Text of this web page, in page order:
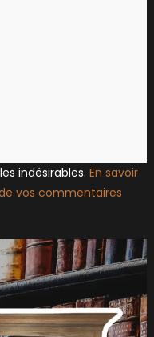
indésirables. En savoir
vos commentaires